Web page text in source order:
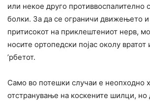
или некое друго противвоспалително
болки. За да се ограничи движењето
притисокот на приклештениот нерв,
носите ортопедски појас околу
’рбетот.
Само во потешки случаи е неопходно
отстранување на коскените шилци,